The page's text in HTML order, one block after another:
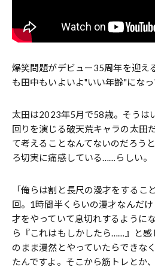
爆笑問題がデビュー35周年を迎え
も田中もいよいよ"いい年齢"になっ
太田は2023年5月で58歳。そうは
回りを演じる破天荒キャラの太田
て考えることなんてないのだろう
ろ切実に痛感している……らしい。
「俺らは割と長尺の漫才をするこ
回。1時間半くらいの漫才なんだ
才をやっていて息切れするように
ら『これはもしかしたら……』と感
のまま漫然とやっていたらできな
たんですよ。そこから筋トレとか